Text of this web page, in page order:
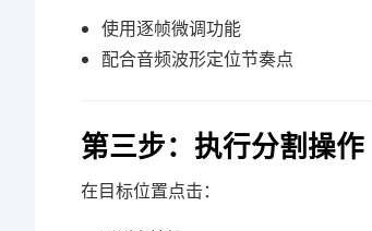
使用逐帧微调功能
配合音频波形定位节奏点
第三步：执行分割操作
在目标位置点击：